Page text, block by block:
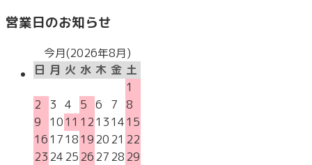
営業日のお知らせ
今月(2026年8月)
日 月 火 水 木 金 土
1
2
3 4 5 6 7 8
9
1011 12131415
161718192021 22
23242526272829